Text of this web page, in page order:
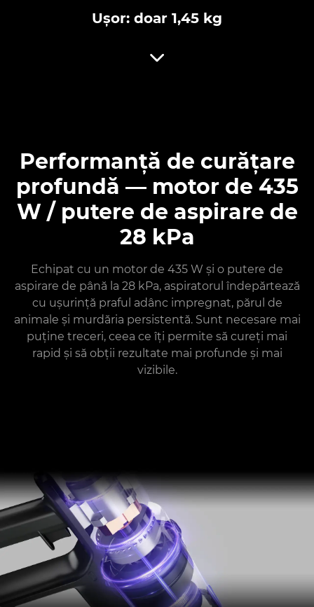
Ușor: doar 1,45 kg
Performanță de curățare
profundă — motor de 435
W / putere de aspirare de
28 kPa
Echipat cu un motor de 435 W și o putere de
aspirare de până la 28 kPa, aspiratorul îndepărtează
cu ușurință praful adânc impregnat, părul de
animale și murdăria persistentă. Sunt necesare mai
puține treceri, ceea ce îți permite să cureți mai
rapid și să obții rezultate mai profunde și mai
vizibile.